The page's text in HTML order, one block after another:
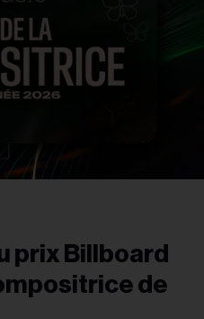
prix Billboard
de